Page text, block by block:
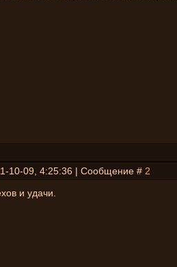
10-09, 4:25:36 | Сообщение # 2
и удачи.